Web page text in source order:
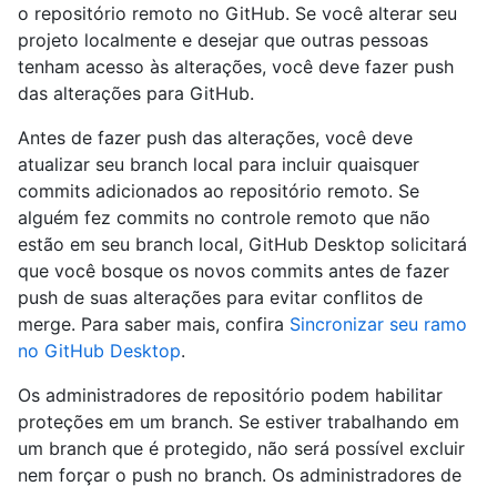
o repositório remoto no GitHub. Se você alterar seu
projeto localmente e desejar que outras pessoas
tenham acesso às alterações, você deve fazer push
das alterações para GitHub.
Antes de fazer push das alterações, você deve
atualizar seu branch local para incluir quaisquer
commits adicionados ao repositório remoto. Se
alguém fez commits no controle remoto que não
estão em seu branch local, GitHub Desktop solicitará
que você bosque os novos commits antes de fazer
push de suas alterações para evitar conflitos de
merge. Para saber mais, confira Sincronizar seu ramo
no GitHub Desktop.
Os administradores de repositório podem habilitar
proteções em um branch. Se estiver trabalhando em
um branch que é protegido, não será possível excluir
nem forçar o push no branch. Os administradores de